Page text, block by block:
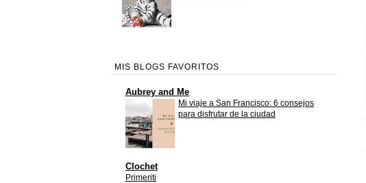
MIS BLOGS FAVORITOS
Aubrey and Me
Mi viaje a San Francisco: 6 consejos
para disfrutar de la ciudad
Clochet
Primeriti